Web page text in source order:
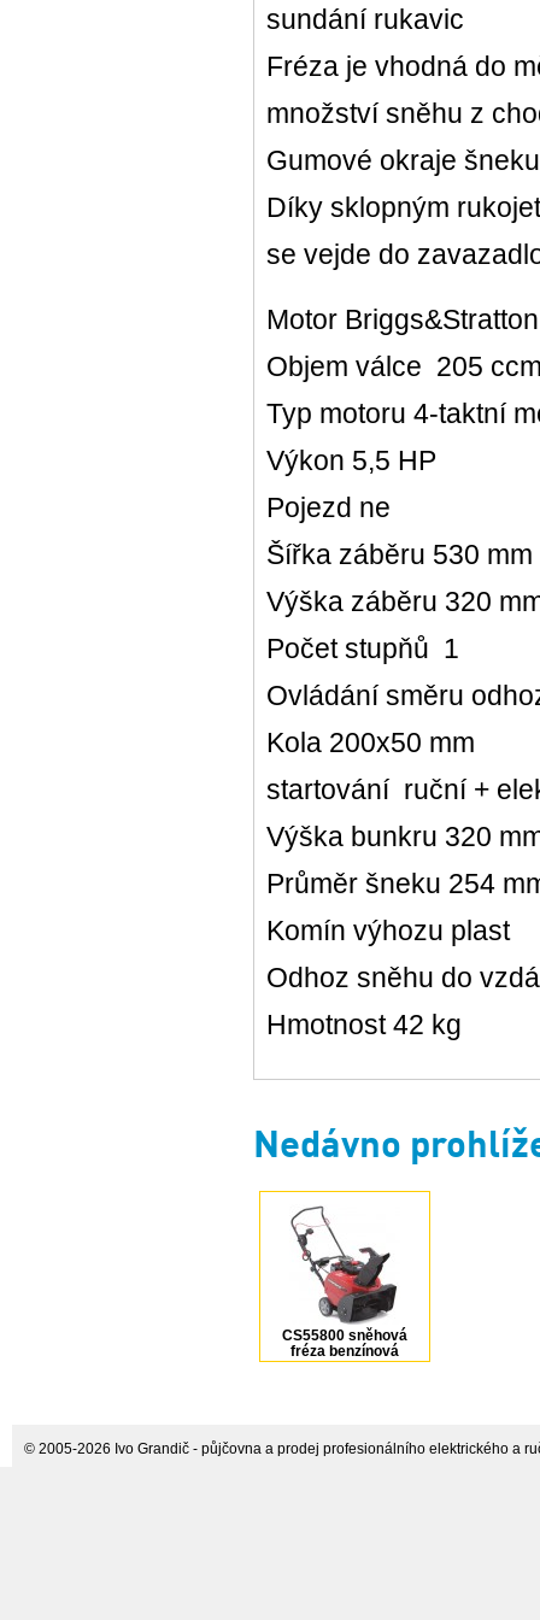
sundání rukavic
Fréza je vhodná do
množství sněhu z
Gumové okraje
Díky sklopným
se vejde do
Motor
Objem válce 205
Typ motoru 4-taktní
Výkon 5,5 HP
Pojezd ne
Šířka záběru 530 mm
Výška záběru 320
Počet stupňů 1
Ovládání směru
Kola 200x50 mm
startování ruční +
Výška bunkru 320
Průměr šneku 254
Komín výhozu plast
Odhoz sněhu do
Hmotnost 42 kg
Nedávno
CS55800 sněhová
fréza benzínová
CANADIANA
© 2005-2026 Ivo Grandič - půjčovna a prodej profesionálního elektrického a